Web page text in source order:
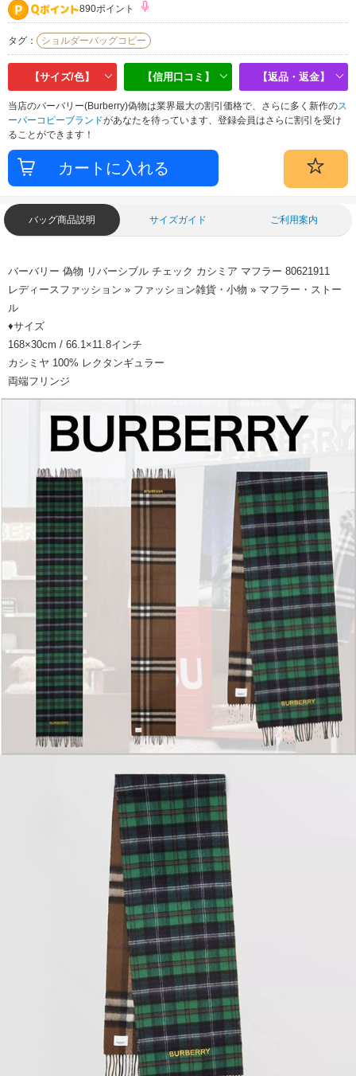
890ポイント
タグ： ショルダーバッグコピー
【サイズ/色】 【信用口コミ】 【返品・返金】
当店のバーバリー(Burberry)偽物は業界最大の割引価格で、さらに多く新作のス
ーパーコピーブランドがあなたを待っています、登録会員はさらに割引を受け
ることができます！
バッグ商品説明 サイズガイド ご利用案内
バーバリー 偽物 リバーシブル チェック カシミア マフラー 80621911
レディースファッション » ファッション雑貨・小物 » マフラー・ストー
ル
♦サイズ
168×30cm / 66.1×11.8インチ
カシミヤ 100% レクタンギュラー
両端フリンジ